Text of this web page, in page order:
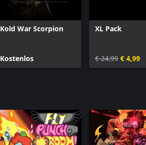
Kold War Scorpion
Kostenlos
XL Pack
€ 24,99 € 4,99